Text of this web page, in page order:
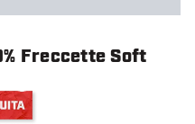
Freccette Soft